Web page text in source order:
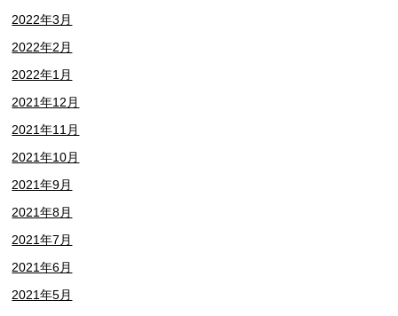
2022年3月
2022年2月
2022年1月
2021年12月
2021年11月
2021年10月
2021年9月
2021年8月
2021年7月
2021年6月
2021年5月